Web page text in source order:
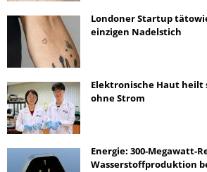
Londoner Startup
einzigen Nadelstich
Elektronische Haut heilt
ohne Strom
Energie: 300-Megawatt-
Wasserstoffproduktion